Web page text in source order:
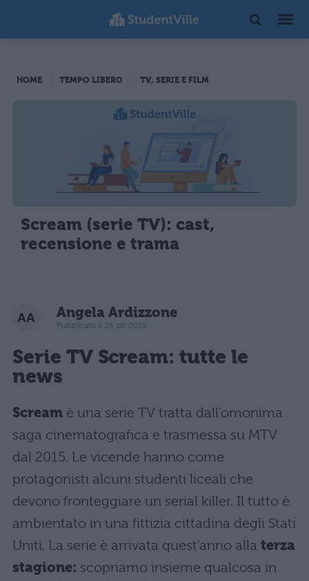
HOME TEMPO LIBERO TV, SERIE E FILM
Scream (serie TV): cast,
recensione e trama
Angela Ardizzone
Pubblicato il 25 ott 2019
Serie TV Scream: tutte le
news
Scream è una serie TV tratta dall’omonima
saga cinematografica e trasmessa su MTV
dal 2015. Le vicende hanno come
protagonisti alcuni studenti liceali che
devono fronteggiare un serial killer. Il tutto è
ambientato in una fittizia cittadina degli Stati
Uniti. La serie è arrivata quest’anno alla terza
stagione: scopriamo insieme qualcosa in